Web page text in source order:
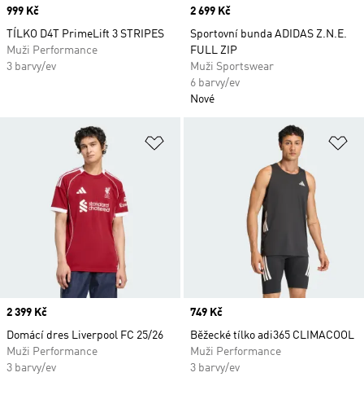
Price
999 Kč
TÍLKO D4T PrimeLift 3 STRIPES
Muži Performance
3 barvy/ev
Price
2 699 Kč
Sportovní bunda ADIDAS Z.N.E.
FULL ZIP
Muži Sportswear
6 barvy/ev
Nové
Přidat do seznamu přání
Price
2 399 Kč
Domácí dres Liverpool FC 25/26
Muži Performance
3 barvy/ev
Price
749 Kč
Běžecké tílko adi365 CLIMACOOL
Muži Performance
3 barvy/ev